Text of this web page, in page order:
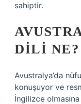
sahiptir.
DILI NE?
Avustralya’da
konuşuyor ve
İngilizce